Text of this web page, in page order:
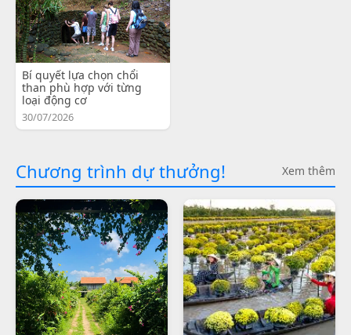
Bí quyết lựa chọn chổi
than phù hợp với từng
loại động cơ
30/07/2026
Chương trình dự thưởng! Xem thêm